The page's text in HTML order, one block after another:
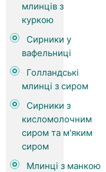
млинців з
куркою
Сирники у
вафельниці
Голландські
млинці з сиром
Сирники з
кисломолочним
сиром та м'яким
сиром
Млинці з манкою